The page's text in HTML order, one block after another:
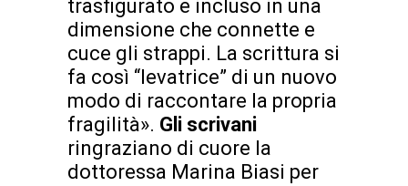
trasfigurato e incluso in una
dimensione che connette e
cuce gli strappi. La scrittura si
fa così “levatrice” di un nuovo
modo di raccontare la propria
fragilità». Gli scrivani
ringraziano di cuore la
dottoressa Marina Biasi per